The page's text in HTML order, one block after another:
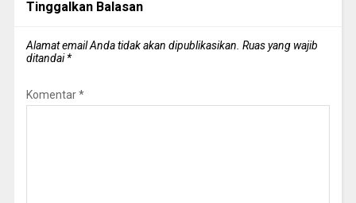
Tinggalkan Balasan
Alamat email Anda tidak akan dipublikasikan. Ruas yang wajib
ditandai*
Komentar*